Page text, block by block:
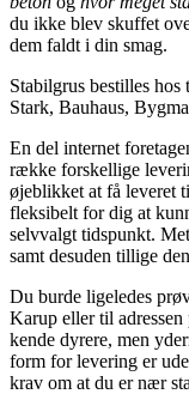
du ikke blev skuffet
dem faldt i din smag.
Stabilgrus bestilles
Stark, Bauhaus,
En del internet
række forskellige
øjeblikket at få leveret
fleksibelt for dig at
selvvalgt tidspunkt.
samt desuden tillige
Du burde ligeledes
Karup eller til
kende dyrere, men
form for levering er
krav om at du er nær